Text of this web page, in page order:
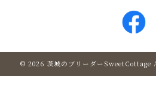
© 2026 茨城のブリーダー